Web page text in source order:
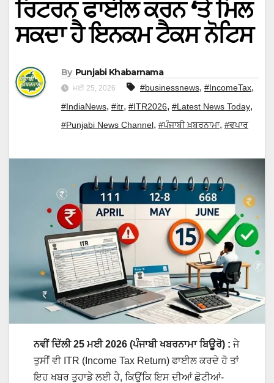
ਰਿਟਰਨ ਫਾਈਲ ਕਰਨ ‘ਤੇ ਮਿਲ
ਸਕਦਾ ਹੈ ਇਨਕਮ ਟੈਕਸ ਨੋਟਿਸ
By Punjabi Khabarnama
ਮਈ 25, 2026 #businessnews, #IncomeTax,
#IndiaNews, #itr, #ITR2026, #Latest News Today,
#Punjabi News Channel, #ਪੰਜਾਬੀ ਖ਼ਬਰਨਾਮਾ, #ਵਪਾਰ
ਨਵੀਂ ਦਿੱਲੀ 25 ਮਈ 2026 (ਪੰਜਾਬੀ ਖਬਰਨਾਮਾ ਬਿਊਰੋ) :ਜੇ
ਤੁਸੀਂ ਵੀ ITR (Income Tax Return) ਫਾਈਲ ਕਰਦੇ ਹੋ ਤਾਂ
ਇਹ ਖਬਰ ਤੁਹਾਡੇ ਲਈ ਹੈ, ਕਿਉਂਕਿ ਇਸ ਦੀਆਂ ਛੋਟੀਆਂ-